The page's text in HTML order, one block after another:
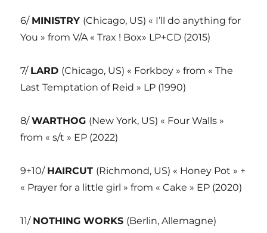
6/ MINISTRY (Chicago, US) « I’ll do anything for
You » from V/A « Trax ! Box» LP+CD (2015)
7/ LARD (Chicago, US) « Forkboy » from « The
Last Temptation of Reid » LP (1990)
8/WARTHOG (New York, US) « Four Walls »
from « s/t » EP (2022)
9+10/ HAIRCUT (Richmond, US) « Honey Pot » +
« Prayer for a little girl » from « Cake » EP (2020)
11/ NOTHING WORKS (Berlin, Allemagne)